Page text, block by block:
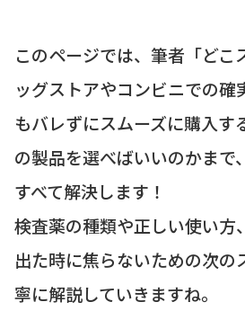
このページでは、筆者「どこ
ッグストアやコンビニでの確
もバレずにスムーズに購入す
の製品を選べばいいのかまで
すべて解決します！
検査薬の種類や正しい使い方
出た時に焦らないための次の
寧に解説していきますね。